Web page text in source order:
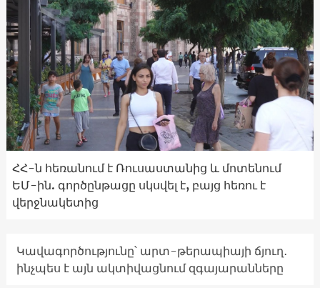
ՀՀ-ն հեռանում է Ռուսաստանից և մոտենում
ԵՄ-ին. գործընթացը սկսվել է, բայց հեռու է
վերջնակետից
Կավագործությունը՝ արտ-թերապիայի ճյուղ․
ինչպես է այն ակտիվացնում զգայարանները